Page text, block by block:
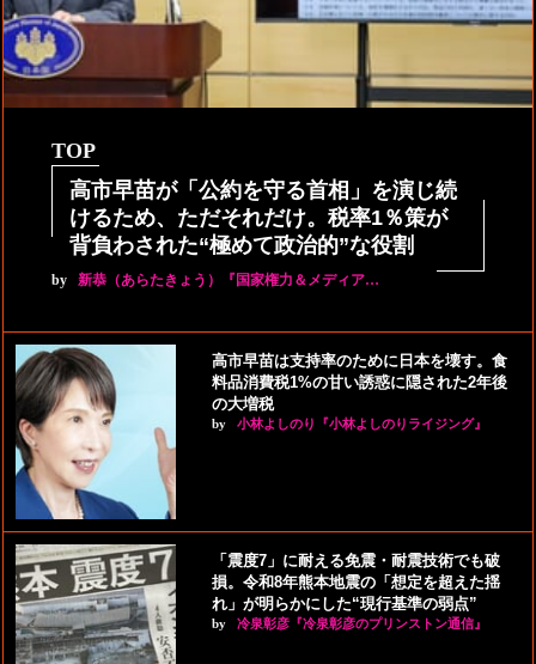
TOP
高市早苗が「公約を守る首相」を演じ続
けるため、ただそれだけ。税率1％策が
背負わされた“極めて政治的”な役割
by 新恭（あらたきょう）『国家権力＆メディア…
高市早苗は支持率のために日本を壊す。食
料品消費税1%の甘い誘惑に隠された2年後
の大増税
by 小林よしのり『小林よしのりライジング』
「震度7」に耐える免震・耐震技術でも破
損。令和8年熊本地震の「想定を超えた揺
れ」が明らかにした“現行基準の弱点”
by 冷泉彰彦『冷泉彰彦のプリンストン通信』